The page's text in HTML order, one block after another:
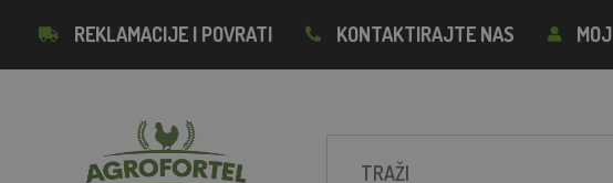
REKLAMACIJE I POVRATI KONTAKTIRAJTE NAS